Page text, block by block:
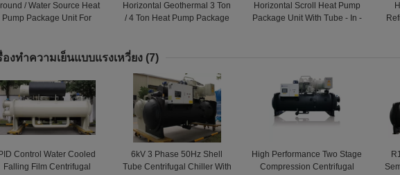
/ Water Source Heat
Pump Package Unit For
Horizontal Geothermal 3 Ton
/ 4 Ton Heat Pump Package
Horizontal Scroll Heat Pump
Package Unit With Tube - In -
องทำความเย็นแบบแรงเหวี่ยง (7)
PID Control Water Cooled
Falling Film Centrifugal
6kV 3 Phase 50Hz Shell
Tube Centrifugal Chiller With
High Performance Two Stage
Compression Centrifugal